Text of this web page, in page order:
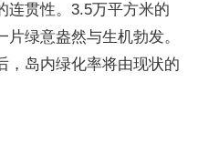
连贯性。3.5万平方米的
绿意盎然与生机勃发。
，岛内绿化率将由现状的